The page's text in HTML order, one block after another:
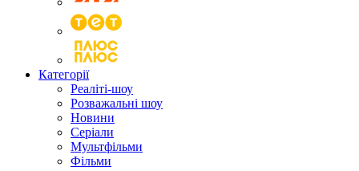
Категорії
Реаліті-шоу
Розважальні шоу
Новини
Серіали
Мультфільми
Фільми